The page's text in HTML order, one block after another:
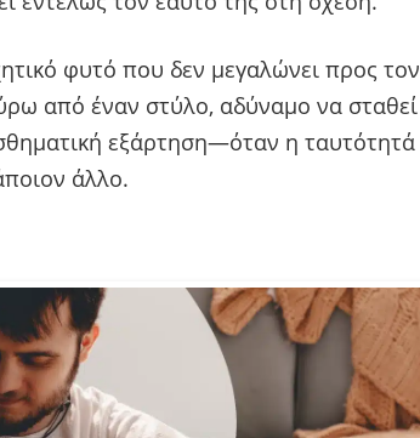
φυτό που δεν μεγαλώνει προς τον
από έναν στύλο, αδύναμο να σταθεί
εξάρτηση—όταν η ταυτότητά
άλλο.